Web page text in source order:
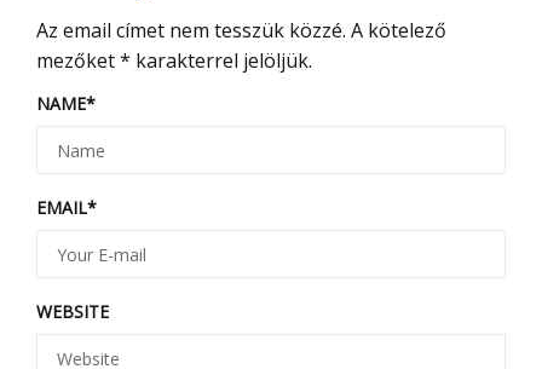
Az email címet nem tesszük közzé. A kötelező
mezőket* karakterrel jelöljük.
NAME*
EMAIL*
WEBSITE